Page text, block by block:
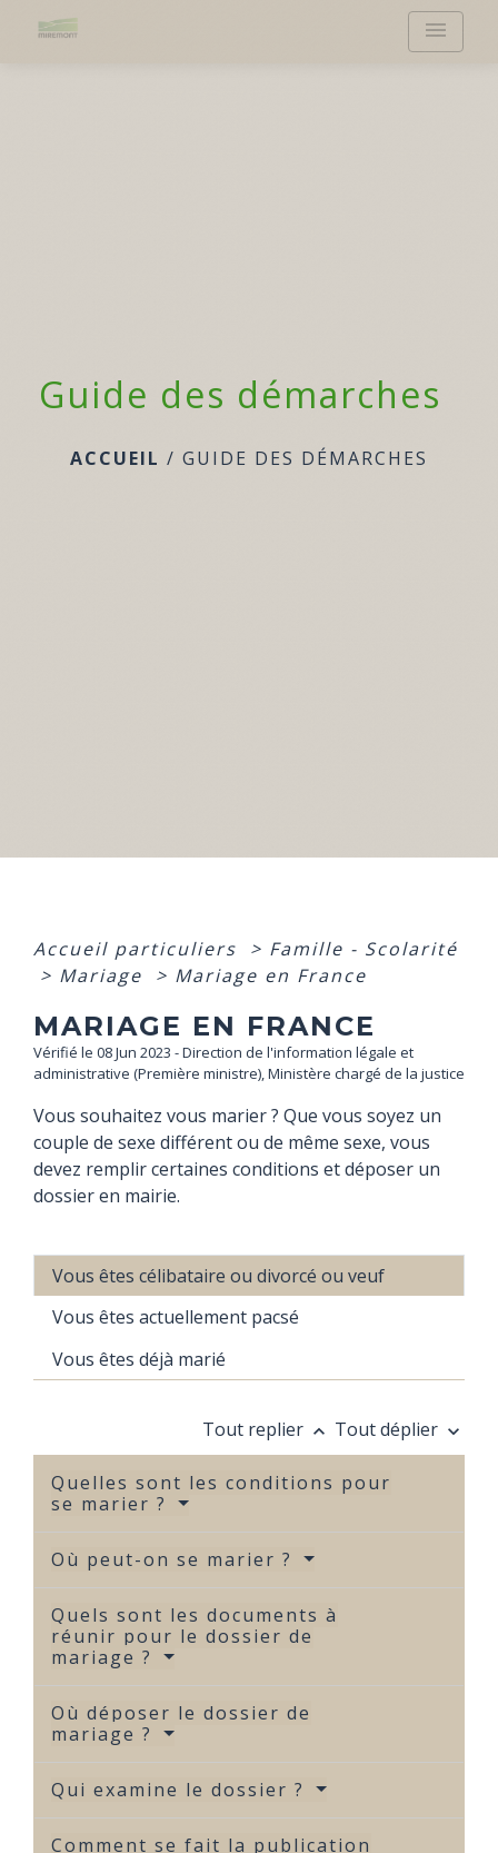
menu
Guide des démarches
ACCUEIL / GUIDE DES DÉMARCHES
Accueil particuliers > Famille - Scolarité
> Mariage > Mariage en France
MARIAGE EN FRANCE
Vérifié le 08 Jun 2023 - Direction de l'information légale et
administrative (Première ministre), Ministère chargé de la justice
Vous souhaitez vous marier ? Que vous soyez un
couple de sexe différent ou de même sexe, vous
devez remplir certaines conditions et déposer un
dossier en mairie.
Vous êtes célibataire ou divorcé ou veuf
Vous êtes actuellement pacsé
Vous êtes déjà marié
Tout replier keyboard_arrow_up Tout déplier keyboard_arrow_down
Quelles sont les conditions pour
se marier ?
Où peut-on se marier ?
Quels sont les documents à
réunir pour le dossier de
mariage ?
Où déposer le dossier de
mariage ?
Qui examine le dossier ?
Comment se fait la publication